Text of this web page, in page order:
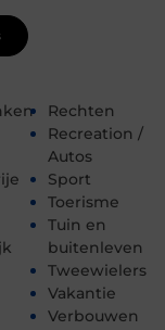
Rechten
Recreation /
Autos
Sport
Toerisme
Tuin en
buitenleven
Tweewielers
Vakantie
Verbouwen